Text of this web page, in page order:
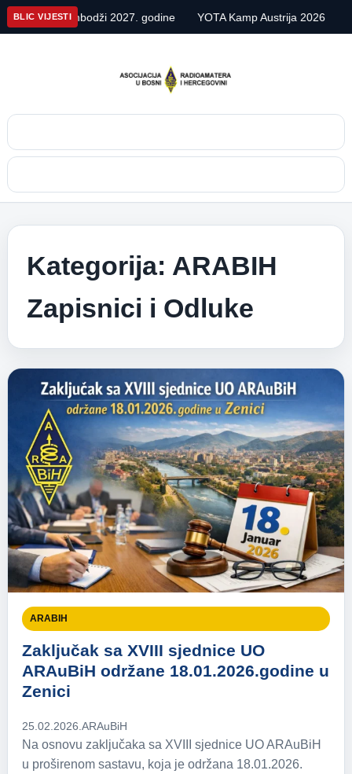
BLIC VIJESTI
2027. godine YOTA Kamp Austrija 2026 Alpe Adria
Kategorija: ARABIH
Zapisnici i Odluke
ARABIH
Zaključak sa XVIII sjednice UO
ARAuBiH održane 18.01.2026.godine u
Zenici
25.02.2026. ARAuBiH
Na osnovu zaključaka sa XVIII sjednice UO ARAuBiH
u proširenom sastavu, koja je održana 18.01.2026.